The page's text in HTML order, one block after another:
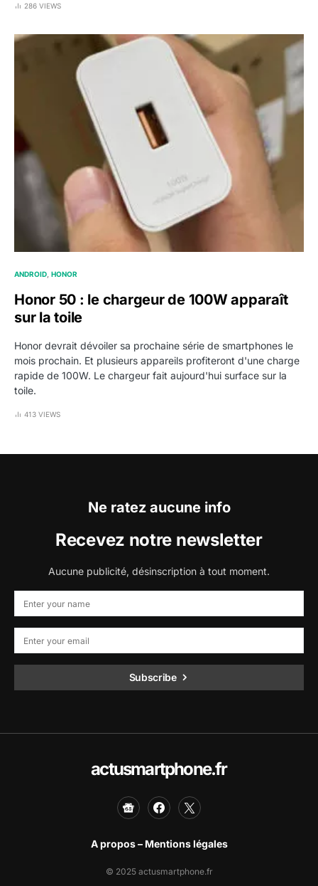
286 VIEWS
ANDROID HONOR
Honor 50 : le chargeur de 100W apparaît
sur la toile
Honor devrait dévoiler sa prochaine série de smartphones le
mois prochain. Et plusieurs appareils profiteront d'une charge
rapide de 100W. Le chargeur fait aujourd'hui surface sur la
toile.
413 VIEWS
Ne ratez aucune info
Recevez notre newsletter
Aucune publicité, désinscription à tout moment.
Subscribe
actusmartphone.fr
A propos – Mentions légales
© 2025 actusmartphone.fr